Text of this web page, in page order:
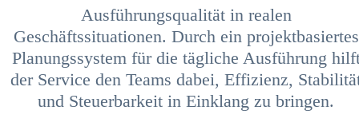
Ausführungsqualität in realen
Geschäftssituationen. Durch ein projektbasiertes
Planungssystem für die tägliche Ausführung
der Service den Teams dabei, Effizienz,
und Steuerbarkeit in Einklang zu bringen.